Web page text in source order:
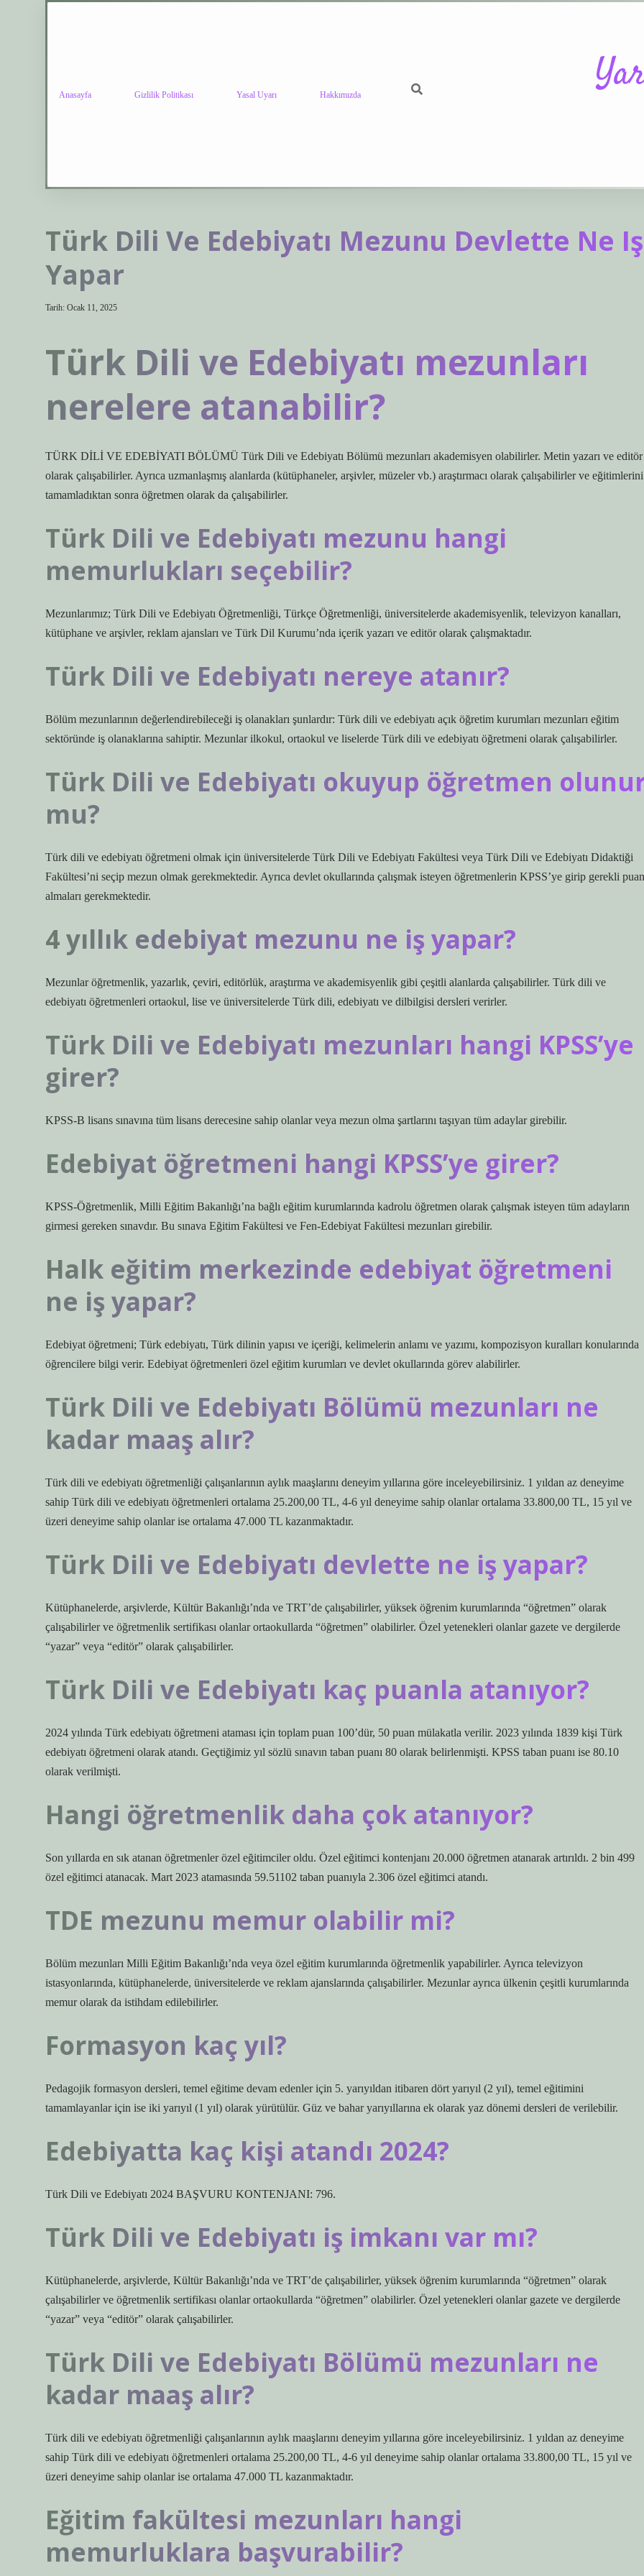
Anasayfa Gizlilik Politikası Yasal Uyarı Hakkımızda
Türk Dili Ve Edebiyatı Mezunu Devlette Ne Iş
Yapar
Tarih: Ocak 11, 2025
Türk Dili ve Edebiyatı mezunları
nerelere atanabilir?
TÜRK DİLİ VE EDEBİYATI BÖLÜMÜ Türk Dili ve Edebiyatı Bölümü mezunları akademisyen olabilirler. Metin yazarı ve editör
olarak çalışabilirler. Ayrıca uzmanlaşmış alanlarda (kütüphaneler, arşivler, müzeler vb.) araştırmacı olarak çalışabilirler ve eğitimlerini
tamamladıktan sonra öğretmen olarak da çalışabilirler.
Türk Dili ve Edebiyatı mezunu hangi
memurlukları seçebilir?
Mezunlarımız; Türk Dili ve Edebiyatı Öğretmenliği, Türkçe Öğretmenliği, üniversitelerde akademisyenlik, televizyon kanalları,
kütüphane ve arşivler, reklam ajansları ve Türk Dil Kurumu’nda içerik yazarı ve editör olarak çalışmaktadır.
Türk Dili ve Edebiyatı nereye atanır?
Bölüm mezunlarının değerlendirebileceği iş olanakları şunlardır: Türk dili ve edebiyatı açık öğretim kurumları mezunları eğitim
sektöründe iş olanaklarına sahiptir. Mezunlar ilkokul, ortaokul ve liselerde Türk dili ve edebiyatı öğretmeni olarak çalışabilirler.
Türk Dili ve Edebiyatı okuyup öğretmen
mu?
Türk dili ve edebiyatı öğretmeni olmak için üniversitelerde Türk Dili ve Edebiyatı Fakültesi veya Türk Dili ve Edebiyatı Didaktiği
Fakültesi’ni seçip mezun olmak gerekmektedir. Ayrıca devlet okullarında çalışmak isteyen öğretmenlerin KPSS’ye girip gerekli
almaları gerekmektedir.
4 yıllık edebiyat mezunu ne iş yapar?
Mezunlar öğretmenlik, yazarlık, çeviri, editörlük, araştırma ve akademisyenlik gibi çeşitli alanlarda çalışabilirler. Türk dili ve
edebiyatı öğretmenleri ortaokul, lise ve üniversitelerde Türk dili, edebiyatı ve dilbilgisi dersleri verirler.
Türk Dili ve Edebiyatı mezunları hangi KPSS’ye
girer?
KPSS-B lisans sınavına tüm lisans derecesine sahip olanlar veya mezun olma şartlarını taşıyan tüm adaylar girebilir.
Edebiyat öğretmeni hangi KPSS’ye girer?
KPSS-Öğretmenlik, Milli Eğitim Bakanlığı’na bağlı eğitim kurumlarında kadrolu öğretmen olarak çalışmak isteyen tüm adayların
girmesi gereken sınavdır. Bu sınava Eğitim Fakültesi ve Fen-Edebiyat Fakültesi mezunları girebilir.
Halk eğitim merkezinde edebiyat öğretmeni
ne iş yapar?
Edebiyat öğretmeni; Türk edebiyatı, Türk dilinin yapısı ve içeriği, kelimelerin anlamı ve yazımı, kompozisyon kuralları konularında
öğrencilere bilgi verir. Edebiyat öğretmenleri özel eğitim kurumları ve devlet okullarında görev alabilirler.
Türk Dili ve Edebiyatı Bölümü mezunları ne
kadar maaş alır?
Türk dili ve edebiyatı öğretmenliği çalışanlarının aylık maaşlarını deneyim yıllarına göre inceleyebilirsiniz. 1 yıldan az deneyime
sahip Türk dili ve edebiyatı öğretmenleri ortalama 25.200,00 TL, 4-6 yıl deneyime sahip olanlar ortalama 33.800,00 TL, 15 yıl ve
üzeri deneyime sahip olanlar ise ortalama 47.000 TL kazanmaktadır.
Türk Dili ve Edebiyatı devlette ne iş yapar?
Kütüphanelerde, arşivlerde, Kültür Bakanlığı’nda ve TRT’de çalışabilirler, yüksek öğrenim kurumlarında “öğretmen” olarak
çalışabilirler ve öğretmenlik sertifikası olanlar ortaokullarda “öğretmen” olabilirler. Özel yetenekleri olanlar gazete ve dergilerde
“yazar” veya “editör” olarak çalışabilirler.
Türk Dili ve Edebiyatı kaç puanla atanıyor?
2024 yılında Türk edebiyatı öğretmeni ataması için toplam puan 100’dür, 50 puan mülakatla verilir. 2023 yılında 1839 kişi Türk
edebiyatı öğretmeni olarak atandı. Geçtiğimiz yıl sözlü sınavın taban puanı 80 olarak belirlenmişti. KPSS taban puanı ise 80.10
olarak verilmişti.
Hangi öğretmenlik daha çok atanıyor?
Son yıllarda en sık atanan öğretmenler özel eğitimciler oldu. Özel eğitimci kontenjanı 20.000 öğretmen atanarak artırıldı. 2 bin 499
özel eğitimci atanacak. Mart 2023 atamasında 59.51102 taban puanıyla 2.306 özel eğitimci atandı.
TDE mezunu memur olabilir mi?
Bölüm mezunları Milli Eğitim Bakanlığı’nda veya özel eğitim kurumlarında öğretmenlik yapabilirler. Ayrıca televizyon
istasyonlarında, kütüphanelerde, üniversitelerde ve reklam ajanslarında çalışabilirler. Mezunlar ayrıca ülkenin çeşitli kurumlarında
memur olarak da istihdam edilebilirler.
Formasyon kaç yıl?
Pedagojik formasyon dersleri, temel eğitime devam edenler için 5. yarıyıldan itibaren dört yarıyıl (2 yıl), temel eğitimini
tamamlayanlar için ise iki yarıyıl (1 yıl) olarak yürütülür. Güz ve bahar yarıyıllarına ek olarak yaz dönemi dersleri de verilebilir.
Edebiyatta kaç kişi atandı 2024?
Türk Dili ve Edebiyatı 2024 BAŞVURU KONTENJANI: 796.
Türk Dili ve Edebiyatı iş imkanı var mı?
Kütüphanelerde, arşivlerde, Kültür Bakanlığı’nda ve TRT’de çalışabilirler, yüksek öğrenim kurumlarında “öğretmen” olarak
çalışabilirler ve öğretmenlik sertifikası olanlar ortaokullarda “öğretmen” olabilirler. Özel yetenekleri olanlar gazete ve dergilerde
“yazar” veya “editör” olarak çalışabilirler.
Türk Dili ve Edebiyatı Bölümü mezunları ne
kadar maaş alır?
Türk dili ve edebiyatı öğretmenliği çalışanlarının aylık maaşlarını deneyim yıllarına göre inceleyebilirsiniz. 1 yıldan az deneyime
sahip Türk dili ve edebiyatı öğretmenleri ortalama 25.200,00 TL, 4-6 yıl deneyime sahip olanlar ortalama 33.800,00 TL, 15 yıl ve
üzeri deneyime sahip olanlar ise ortalama 47.000 TL kazanmaktadır.
Eğitim fakültesi mezunları hangi
memurluklara başvurabilir?